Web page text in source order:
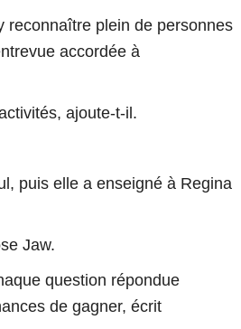
reconnaître plein de personnes
accordée à
, ajoute-t-il.
puis elle a enseigné à Regina
Jaw.
question répondue
de gagner, écrit